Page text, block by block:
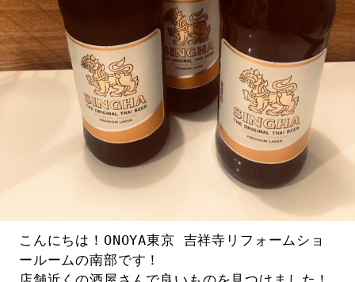
こんにちは！ONOYA東京 吉祥寺リフォームショ
ールームの南部です！